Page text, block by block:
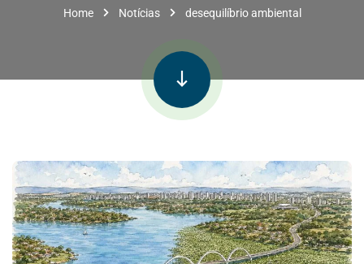
Home Notícias desequilíbrio ambiental